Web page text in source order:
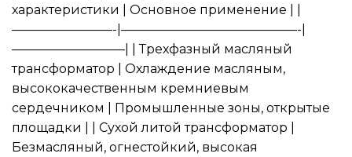
характеристики | Основное применение | |
————————-|——————————————-|
—————————| | Трехфазный масляный
трансформатор | Охлаждение масляным,
высококачественным кремниевым
сердечником | Промышленные зоны, открытые
площадки | | Сухой литой трансформатор |
Безмасляный, огнестойкий, высокая